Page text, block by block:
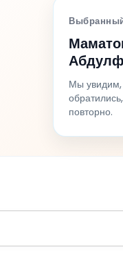
Мы увидим,
повторно.